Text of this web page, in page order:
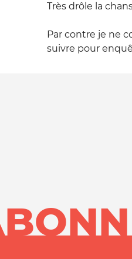
Très drôle la
Par contre je ne
suivre pour